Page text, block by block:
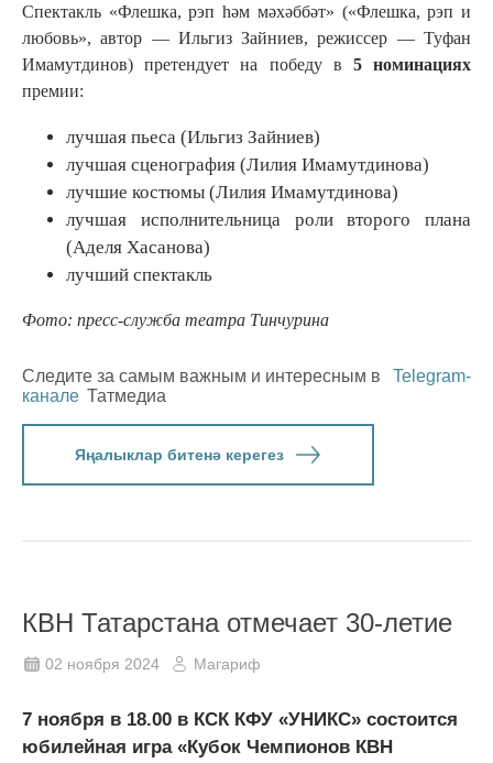
Спектакль «Флешка, рэп һәм мәхәббәт» («Флешка, рэп и
любовь», автор — Ильгиз Зайниев, режиссер — Туфан
Имамутдинов) претендует на победу в 5 номинациях
премии:
лучшая пьеса (Ильгиз Зайниев)
лучшая сценография (Лилия Имамутдинова)
лучшие костюмы (Лилия Имамутдинова)
лучшая исполнительница роли второго плана
(Аделя Хасанова)
лучший спектакль
Фото: пресс-служба театра Тинчурина
Следите за самым важным и интересным в
Telegram-
канале Татмедиа
Яңалыклар битенә керегез
КВН Татарстана отмечает 30-летие
02 ноября 2024 Магариф
7 ноября в 18.00 в КСК КФУ «УНИКС» состоится
юбилейная игра «Кубок Чемпионов КВН